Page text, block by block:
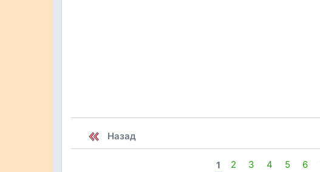
Назад
1 2 3 4 5 6